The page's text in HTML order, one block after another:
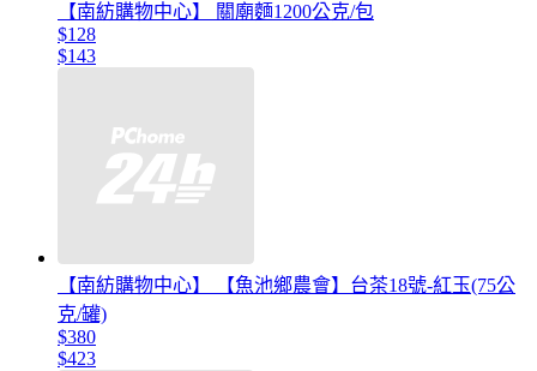
【南紡購物中心】 關廟麵1200公克/包
$128
$143
【南紡購物中心】 【魚池鄉農會】台茶18號-紅玉(75公
克/罐)
$380
$423